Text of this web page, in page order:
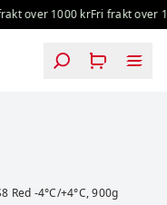
over 1000 krFri frakt over
Red -4°C/+4°C, 900g